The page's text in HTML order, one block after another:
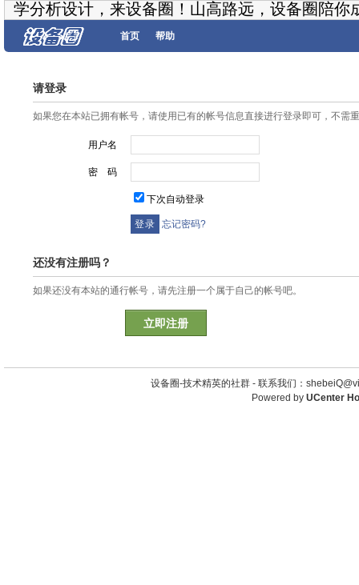
学分析设计，来设备圈！山高路远，设备圈陪你
首页 帮助
请登录
如果您在本站已拥有帐号，请使用已有的帐号信息直接进行登录即可，不需
用户名
密 码
下次自动登录
忘记密码?
还没有注册吗？
如果还没有本站的通行帐号，请先注册一个属于自己的帐号吧。
立即注册
设备圈-技术精英的社群 - 联系我们：
Powered by UCenter